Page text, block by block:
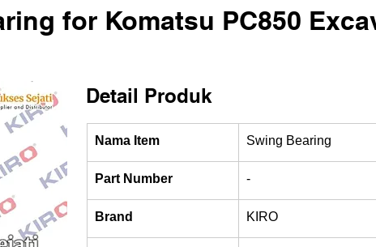
for Komatsu PC850
Detail Produk
Nama Item Swing Bearing
Part Number -
Brand KIRO